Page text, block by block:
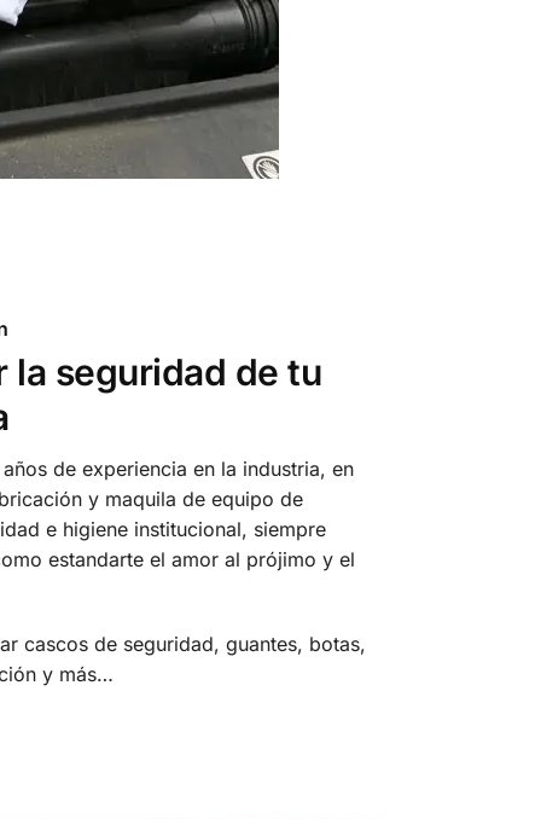
la seguridad de tu
de experiencia en la industria, en
y maquila de equipo de
e higiene institucional, siempre
estandarte el amor al prójimo y el
cascos de seguridad, guantes, botas,
y más…